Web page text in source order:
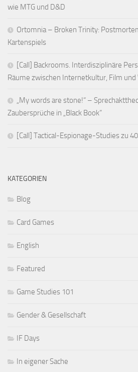
wie MTG und D&D
Ortomnia – Broken Trinity:
Kartenspiels
[Call] Backrooms. Interdisziplinäre
Räume zwischen Internetkultur, Film und
„My words are stone!“ –
Zaubersprüche in „Black Book“
[Call] Tactical-Espionage-Studies zu
KATEGORIEN
Blog
Card Games
English
Featured
Game Studies 101
Gender & Gesellschaft
IF Days
In eigener Sache